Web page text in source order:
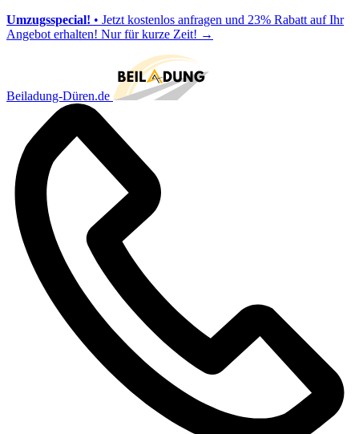
Umzugsspecial! • Jetzt kostenlos anfragen und 23% Rabatt auf Ihr
Angebot erhalten! Nur für kurze Zeit! →
Beiladung-Düren.de